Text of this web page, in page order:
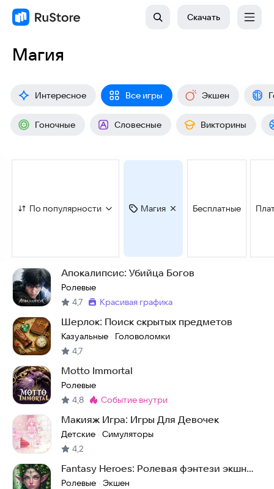
Скачать
Магия
Интересное Все игры Экшен
Гоночные Словесные Викторины
По популярности Магия Бесплатные
Апокалипсис: Убийца Богов
Ролевые
4,7 Метка:
красивая графика
Шерлок: Поиск скрытых предметов
Казуальные · Головоломки
4,7
Motto Immortal
Ролевые
4,8 Метка:
событие внутри
Макияж Игра: Игры Для Девочек
Детские · Симуляторы
4,2
Fantasy Heroes: Ролевая фэнтези экшн
РПГ офлайн
Ролевые · Экшен